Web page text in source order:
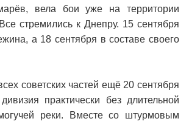
вела бои уже на территории
стремились к Днепру. 15 сентября
а 18 сентября в составе своего
советских частей ещё 20 сентября
практически без длительной
реки. Вместе со штурмовым